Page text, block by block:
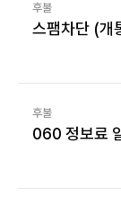
후불
스팸차단 (개
후불
060 정보료